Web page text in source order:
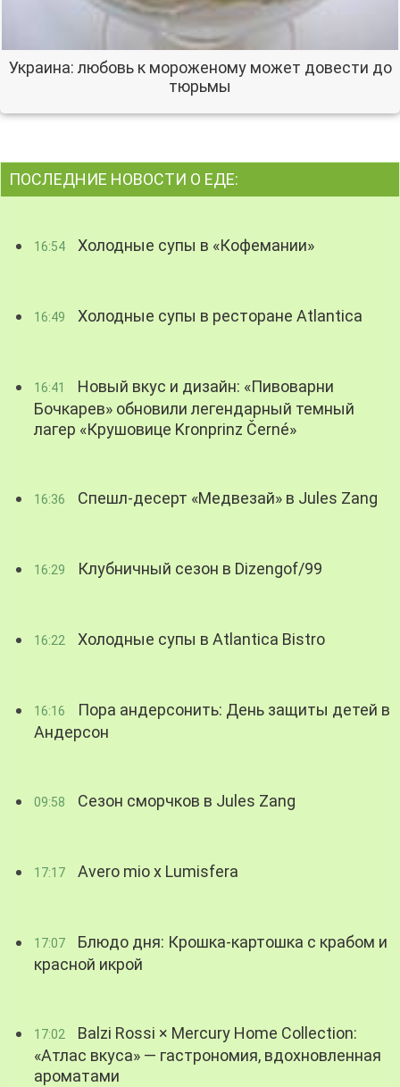
Украина: любовь к мороженому может довести до
тюрьмы
ПОСЛЕДНИЕ НОВОСТИ О ЕДЕ:
16:54 Холодные супы в «Кофемании»
16:49 Холодные супы в ресторане Atlantica
16:41
Новый вкус и дизайн: «Пивоварни
Бочкарев» обновили легендарный темный
лагер «Крушовице Kronprinz Černé»
16:36 Спешл-десерт «Медвезай» в Jules Zang
16:29 Клубничный сезон в Dizengof/99
16:22 Холодные супы в Atlantica Bistro
16:16
Пора андерсонить: День защиты детей в
Андерсон
09:58 Сезон сморчков в Jules Zang
17:17 Avero mio x Lumisfera
17:07
Блюдо дня: Крошка-картошка с крабом и
красной икрой
17:02
Balzi Rossi × Mercury Home Collection:
«Атлас вкуса» — гастрономия, вдохновленная
ароматами